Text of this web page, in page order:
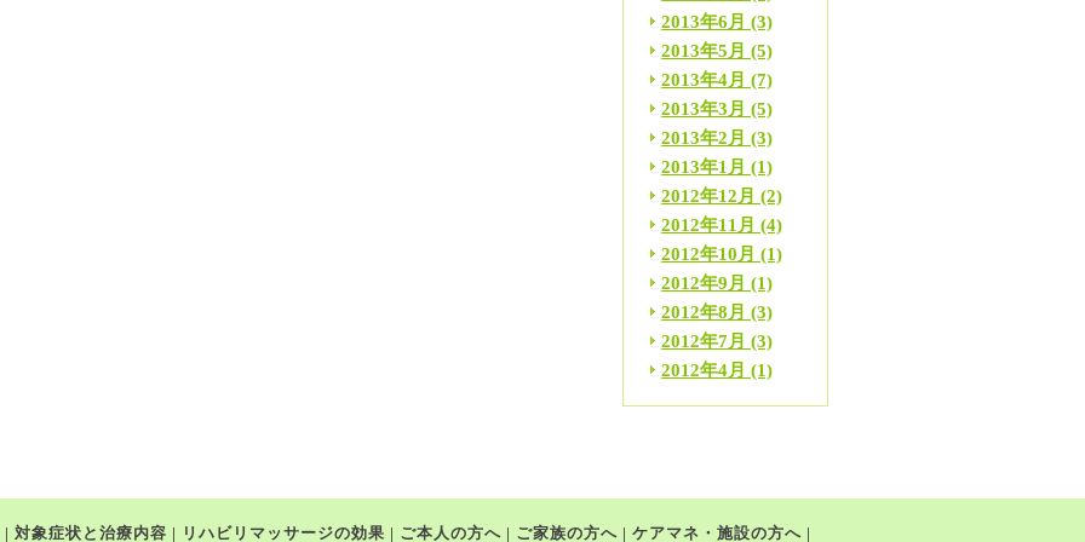
2013年6月 (3)
2013年5月 (5)
2013年4月 (7)
2013年3月 (5)
2013年2月 (3)
2013年1月 (1)
2012年12月 (2)
2012年11月 (4)
2012年10月 (1)
2012年9月 (1)
2012年8月 (3)
2012年7月 (3)
2012年4月 (1)
| 対象症状と治療内容 | リハビリマッサージの効果 | ご本人の方へ | ご家族の方へ | ケアマネ・施設の方へ |